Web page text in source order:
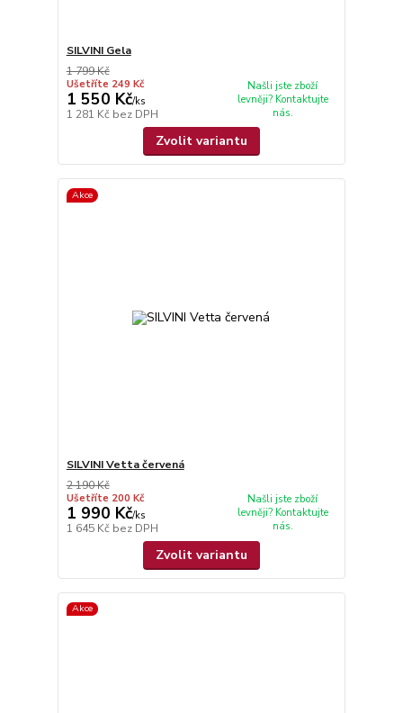
SILVINI Gela
1 799 Kč
Ušetříte 249 Kč
1 550 Kč/ks
1 281 Kč bez DPH
Našli jste zboží
levněji? Kontaktujte
nás.
Zvolit variantu
Akce
SILVINI Vetta červená
2 190 Kč
Ušetříte 200 Kč
1 990 Kč/ks
1 645 Kč bez DPH
Našli jste zboží
levněji? Kontaktujte
nás.
Zvolit variantu
Akce